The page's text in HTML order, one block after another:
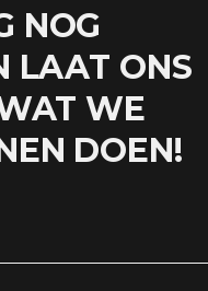
NOG
LAAT ONS
WE
DOEN!